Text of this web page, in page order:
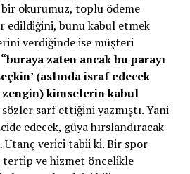
okurumuz, toplu ödeme
edildiğini, bunu kabul etmek
verdiğinde ise müşteri
“buraya zaten ancak bu parayı
(aslında israf edecek
zengin) kimselerin kabul
sarf ettiğini yazmıştı. Yani
edecek, güya hırslandıracak
Utanç verici tabii ki. Bir spor
ve hizmet öncelikle